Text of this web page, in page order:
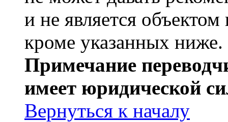
и не является
кроме указанных ниже.
Примечание
имеет юридической
Вернуться к началу